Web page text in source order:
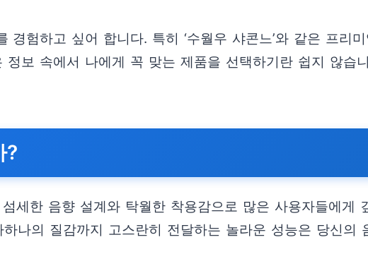
경험하고 싶어 합니다. 특히 ‘수월우 샤콘느’와 같은 프리
보 속에서 나에게 꼭 맞는 제품을 선택하기란 쉽지 않습
?
세한 음향 설계와 탁월한 착용감으로 많은 사용자들에게
나의 질감까지 고스란히 전달하는 놀라운 성능은 당신의